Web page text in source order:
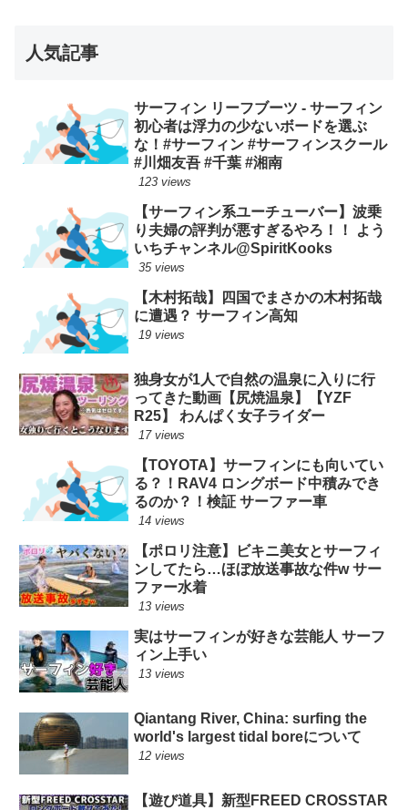
人気記事
サーフィン リーフブーツ - サーフィン
初心者は浮力の少ないボードを選ぶ
な！#サーフィン #サーフィンスクール
#川畑友吾 #千葉 #湘南
123 views
【サーフィン系ユーチューバー】波乗
り夫婦の評判が悪すぎるやろ！！ よう
いちチャンネル@SpiritKooks
35 views
【木村拓哉】四国でまさかの木村拓哉
に遭遇？ サーフィン高知
19 views
独身女が1人で自然の温泉に入りに行
ってきた動画【尻焼温泉】【YZF
R25】 わんぱく女子ライダー
17 views
【TOYOTA】サーフィンにも向いてい
る？！RAV4 ロングボード中積みでき
るのか？！検証 サーファー車
14 views
【ポロリ注意】ビキニ美女とサーフィ
ンしてたら…ほぼ放送事故な件w サー
ファー水着
13 views
実はサーフィンが好きな芸能人 サーフ
ィン上手い
13 views
Qiantang River, China: surfing the
world's largest tidal boreについて
12 views
【遊び道具】新型FREED CROSSTAR